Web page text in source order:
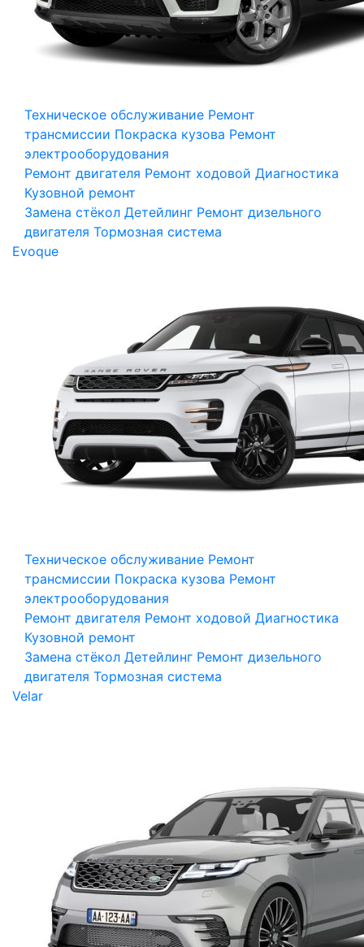
Техническое обслуживание Ремонт
трансмиссии Покраска кузова Ремонт
электрооборудования
Ремонт двигателя Ремонт ходовой Диагностика
Кузовной ремонт
Замена стёкол Детейлинг Ремонт дизельного
двигателя Тормозная система
Evoque
Техническое обслуживание Ремонт
трансмиссии Покраска кузова Ремонт
электрооборудования
Ремонт двигателя Ремонт ходовой Диагностика
Кузовной ремонт
Замена стёкол Детейлинг Ремонт дизельного
двигателя Тормозная система
Velar